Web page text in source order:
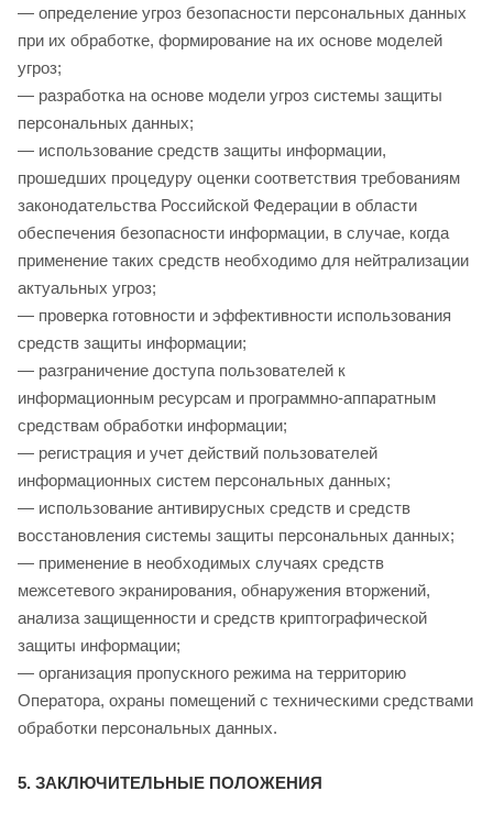
— определение угроз безопасности персональных данных
при их обработке, формирование на их основе моделей
угроз;
— разработка на основе модели угроз системы защиты
персональных данных;
— использование средств защиты информации,
прошедших процедуру оценки соответствия требованиям
законодательства Российской Федерации в области
обеспечения безопасности информации, в случае, когда
применение таких средств необходимо для нейтрализации
актуальных угроз;
— проверка готовности и эффективности использования
средств защиты информации;
— разграничение доступа пользователей к
информационным ресурсам и программно-аппаратным
средствам обработки информации;
— регистрация и учет действий пользователей
информационных систем персональных данных;
— использование антивирусных средств и средств
восстановления системы защиты персональных данных;
— применение в необходимых случаях средств
межсетевого экранирования, обнаружения вторжений,
анализа защищенности и средств криптографической
защиты информации;
— организация пропускного режима на территорию
Оператора, охраны помещений с техническими средствами
обработки персональных данных.
5. ЗАКЛЮЧИТЕЛЬНЫЕ ПОЛОЖЕНИЯ